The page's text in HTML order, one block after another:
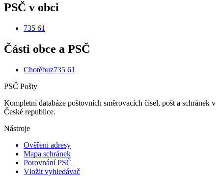
PSČ v obci
735 61
Části obce a PSČ
Chotěbuz735 61
PSČ Pošty
Kompletní databáze poštovních směrovacích čísel, pošt a schránek v
České republice.
Nástroje
Ověření adresy
Mapa schránek
Porovnání PSČ
Vložit vyhledávač